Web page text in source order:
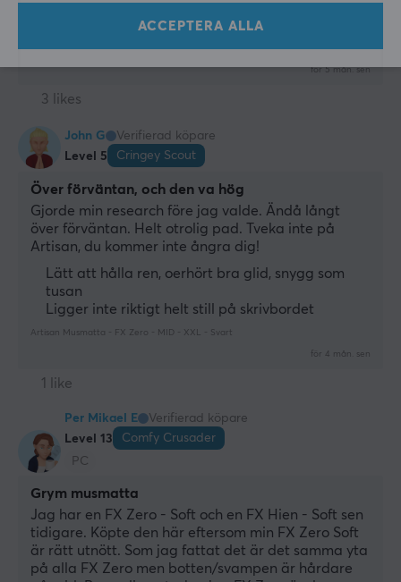
Artisan Musmatta - FX Zero - MID - XXL - Daidai Orange
för 5 mån. sen
3 likes
John G
Verifierad köpare
Level 5
Cringey Scout
Över förväntan, och den va hög
Gjorde min research före jag valde. Ändå långt
över förväntan. Helt otrolig pad. Tveka inte på
Artisan, du kommer inte ångra dig!
Lätt att hålla ren, oerhört bra glid, snygg som
tusan
Ligger inte riktigt helt still på skrivbordet
Artisan Musmatta - FX Zero - MID - XXL - Svart
för 4 mån. sen
1 like
Per Mikael E
Verifierad köpare
Level 13
Comfy Crusader
PC
Grym musmatta
Jag har en FX Zero - Soft och en FX Hien - Soft sen
tidigare. Köpte den här eftersom min FX Zero Soft
är rätt utnött. Som jag fattat det är det samma yta
på alla FX Zero men botten/svampen är hårdare
ACCEPTERA ALLA